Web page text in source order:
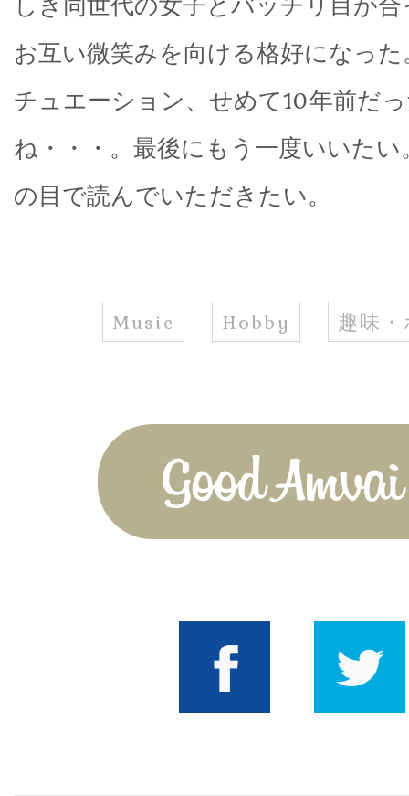
お互い微笑みを向ける格好になっ
チュエーション、せめて10年前だ
ね・・・。最後にもう一度いいた
の目で読んでいただきたい。
Music Hobby 趣味